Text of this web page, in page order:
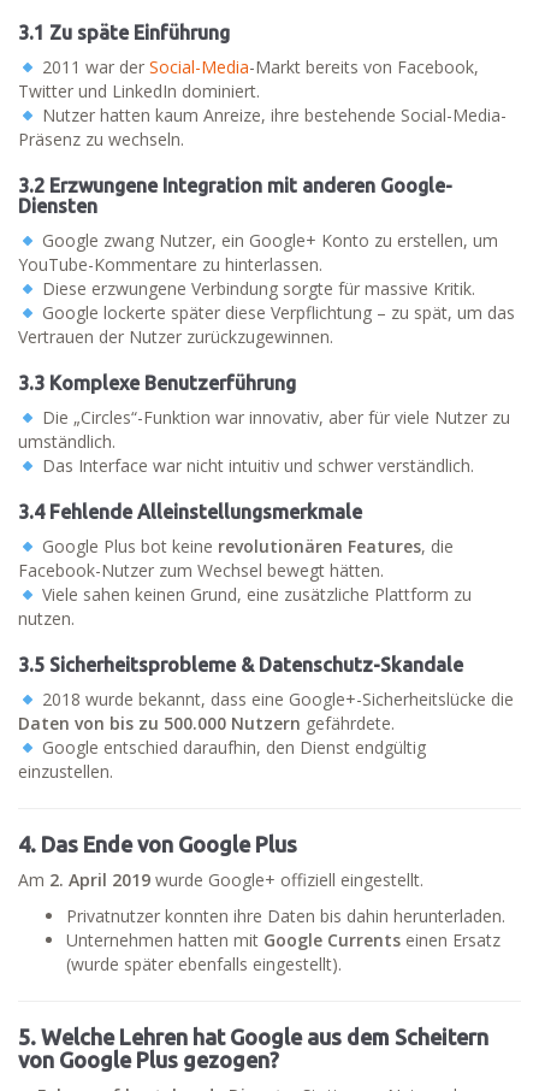
3.1 Zu späte Einführung
2011 war der Social-Media-Markt bereits von Facebook,
Twitter und LinkedIn dominiert.
Nutzer hatten kaum Anreize, ihre bestehende Social-Media-
Präsenz zu wechseln.
3.2 Erzwungene Integration mit anderen Google-
Diensten
Google zwang Nutzer, ein Google+ Konto zu erstellen, um
YouTube-Kommentare zu hinterlassen.
Diese erzwungene Verbindung sorgte für massive Kritik.
Google lockerte später diese Verpflichtung – zu spät, um das
Vertrauen der Nutzer zurückzugewinnen.
3.3 Komplexe Benutzerführung
Die „Circles“-Funktion war innovativ, aber für viele Nutzer zu
umständlich.
Das Interface war nicht intuitiv und schwer verständlich.
3.4 Fehlende Alleinstellungsmerkmale
Google Plus bot keine revolutionären Features, die
Facebook-Nutzer zum Wechsel bewegt hätten.
Viele sahen keinen Grund, eine zusätzliche Plattform zu
nutzen.
3.5 Sicherheitsprobleme & Datenschutz-Skandale
2018 wurde bekannt, dass eine Google+-Sicherheitslücke die
Daten von bis zu 500.000 Nutzern gefährdete.
Google entschied daraufhin, den Dienst endgültig
einzustellen.
4. Das Ende von Google Plus
Am 2. April 2019 wurde Google+ offiziell eingestellt.
Privatnutzer konnten ihre Daten bis dahin herunterladen.
Unternehmen hatten mit Google Currents einen Ersatz
(wurde später ebenfalls eingestellt).
5. Welche Lehren hat Google aus dem Scheitern
von Google Plus gezogen?